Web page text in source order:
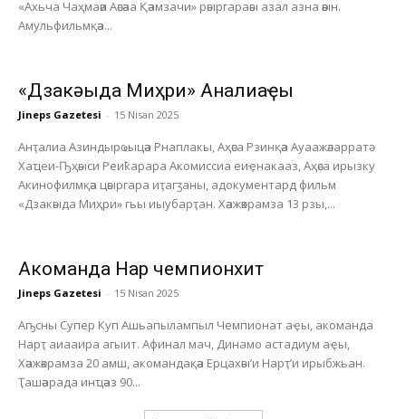
«Ахьча Чаҳмаәи Аәсәаа Қәамзачи» рәыргараәы азал азна әәын.
Амульфильмқәа...
«Дзакәыда Миҳри» Анҭалиаҿы
Jineps Gazetesi - 15 Nisan 2025
Анҭалиа Азиндырҩыцәа Рнаплакы, Аҳәса Рзинқәа Ауаажәларратә
Хаҵеи-Ҧҳәыси Реиҟарара Акомиссиа еиҿнакааз, Аҳәса ирызку
Акинофилмқәа цәыргара иҭагӡаны, адокументард фильм
«Дзакәыда Миҳри» гьы иыубарҭан. Хәажәкрамза 13 рзы,...
Акоманда Нарҭ чемпионхит
Jineps Gazetesi - 15 Nisan 2025
Аҧсны Супер Куп Ашьапылампыл Чемпионат аҿы, акоманда
Нарҭ аиааира агыит. Афинал мач, Динамо астадиум аҿы,
Хәажәкрамза 20 амш, акомандақәа Ерцахәы’и Нарҭ’и ирыбжьан.
Ҭашәарада инҵәаз 90...